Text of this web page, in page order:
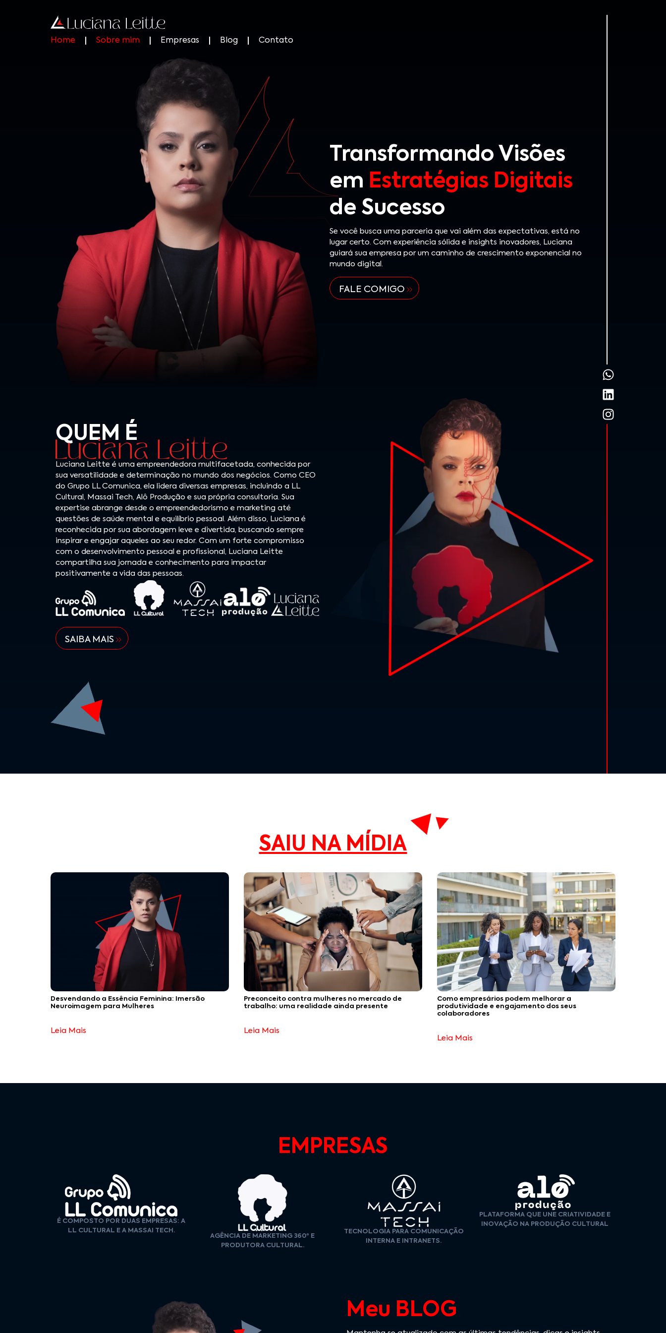
Home Sobre mim Empresas Blog Contato
Transformando Visões
em Estratégias Digitais
de Sucesso
Se você busca uma parceria que vai além das expectativas, está no
lugar certo. Com experiência sólida e insights inovadores, Luciana
guiará sua empresa por um caminho de crescimento exponencial no
mundo digital.
FALE COMIGO
QUEM É
Luciana Leitte é uma empreendedora multifacetada, conhecida por
sua versatilidade e determinação no mundo dos negócios. Como CEO
do Grupo LL Comunica, ela lidera diversas empresas, incluindo a LL
Cultural, Massai Tech, Alô Produção e sua própria consultoria. Sua
expertise abrange desde o empreendedorismo e marketing até
questões de saúde mental e equilíbrio pessoal. Além disso, Luciana é
reconhecida por sua abordagem leve e divertida, buscando sempre
inspirar e engajar aqueles ao seu redor. Com um forte compromisso
com o desenvolvimento pessoal e profissional, Luciana Leitte
compartilha sua jornada e conhecimento para impactar
positivamente a vida das pessoas.
SAIBA MAIS
SAIU NA MÍDIA
Desvendando a Essência Feminina: Imersão
Neuroimagem para Mulheres
Leia Mais
Preconceito contra mulheres no mercado de
trabalho: uma realidade ainda presente
Leia Mais
Como empresários podem melhorar a
produtividade e engajamento dos seus
colaboradores
Leia Mais
EMPRESAS
É COMPOSTO POR DUAS EMPRESAS: A
LL CULTURAL E A MASSAI TECH.
AGÊNCIA DE MARKETING 360º E
PRODUTORA CULTURAL.
TECNOLOGIA PARA COMUNICAÇÃO
INTERNA E INTRANETS.
PLATAFORMA QUE UNE CRIATIVIDADE E
INOVAÇÃO NA PRODUÇÃO CULTURAL
Meu BLOG